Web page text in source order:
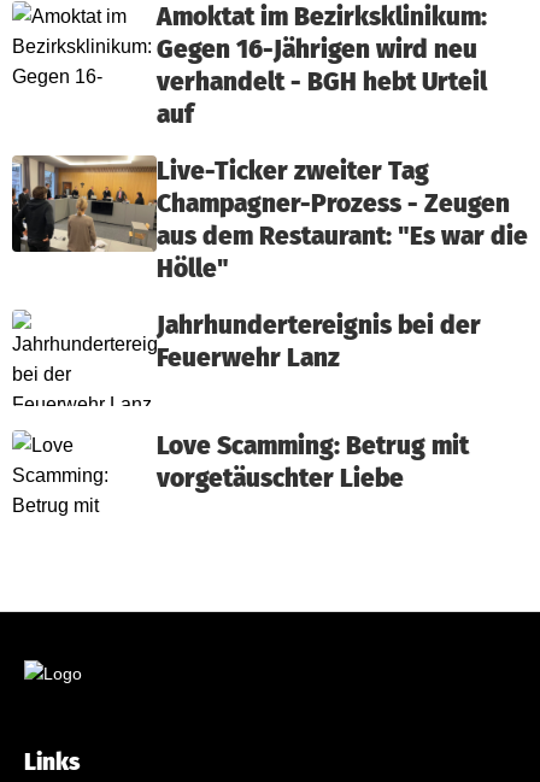
Amoktat im Bezirksklinikum:
Gegen 16-Jährigen wird neu
verhandelt - BGH hebt Urteil
auf
Live-Ticker zweiter Tag
Champagner-Prozess - Zeugen
aus dem Restaurant: "Es war die
Hölle"
Jahrhundertereignis bei der
Feuerwehr Lanz
Love Scamming: Betrug mit
vorgetäuschter Liebe
Links